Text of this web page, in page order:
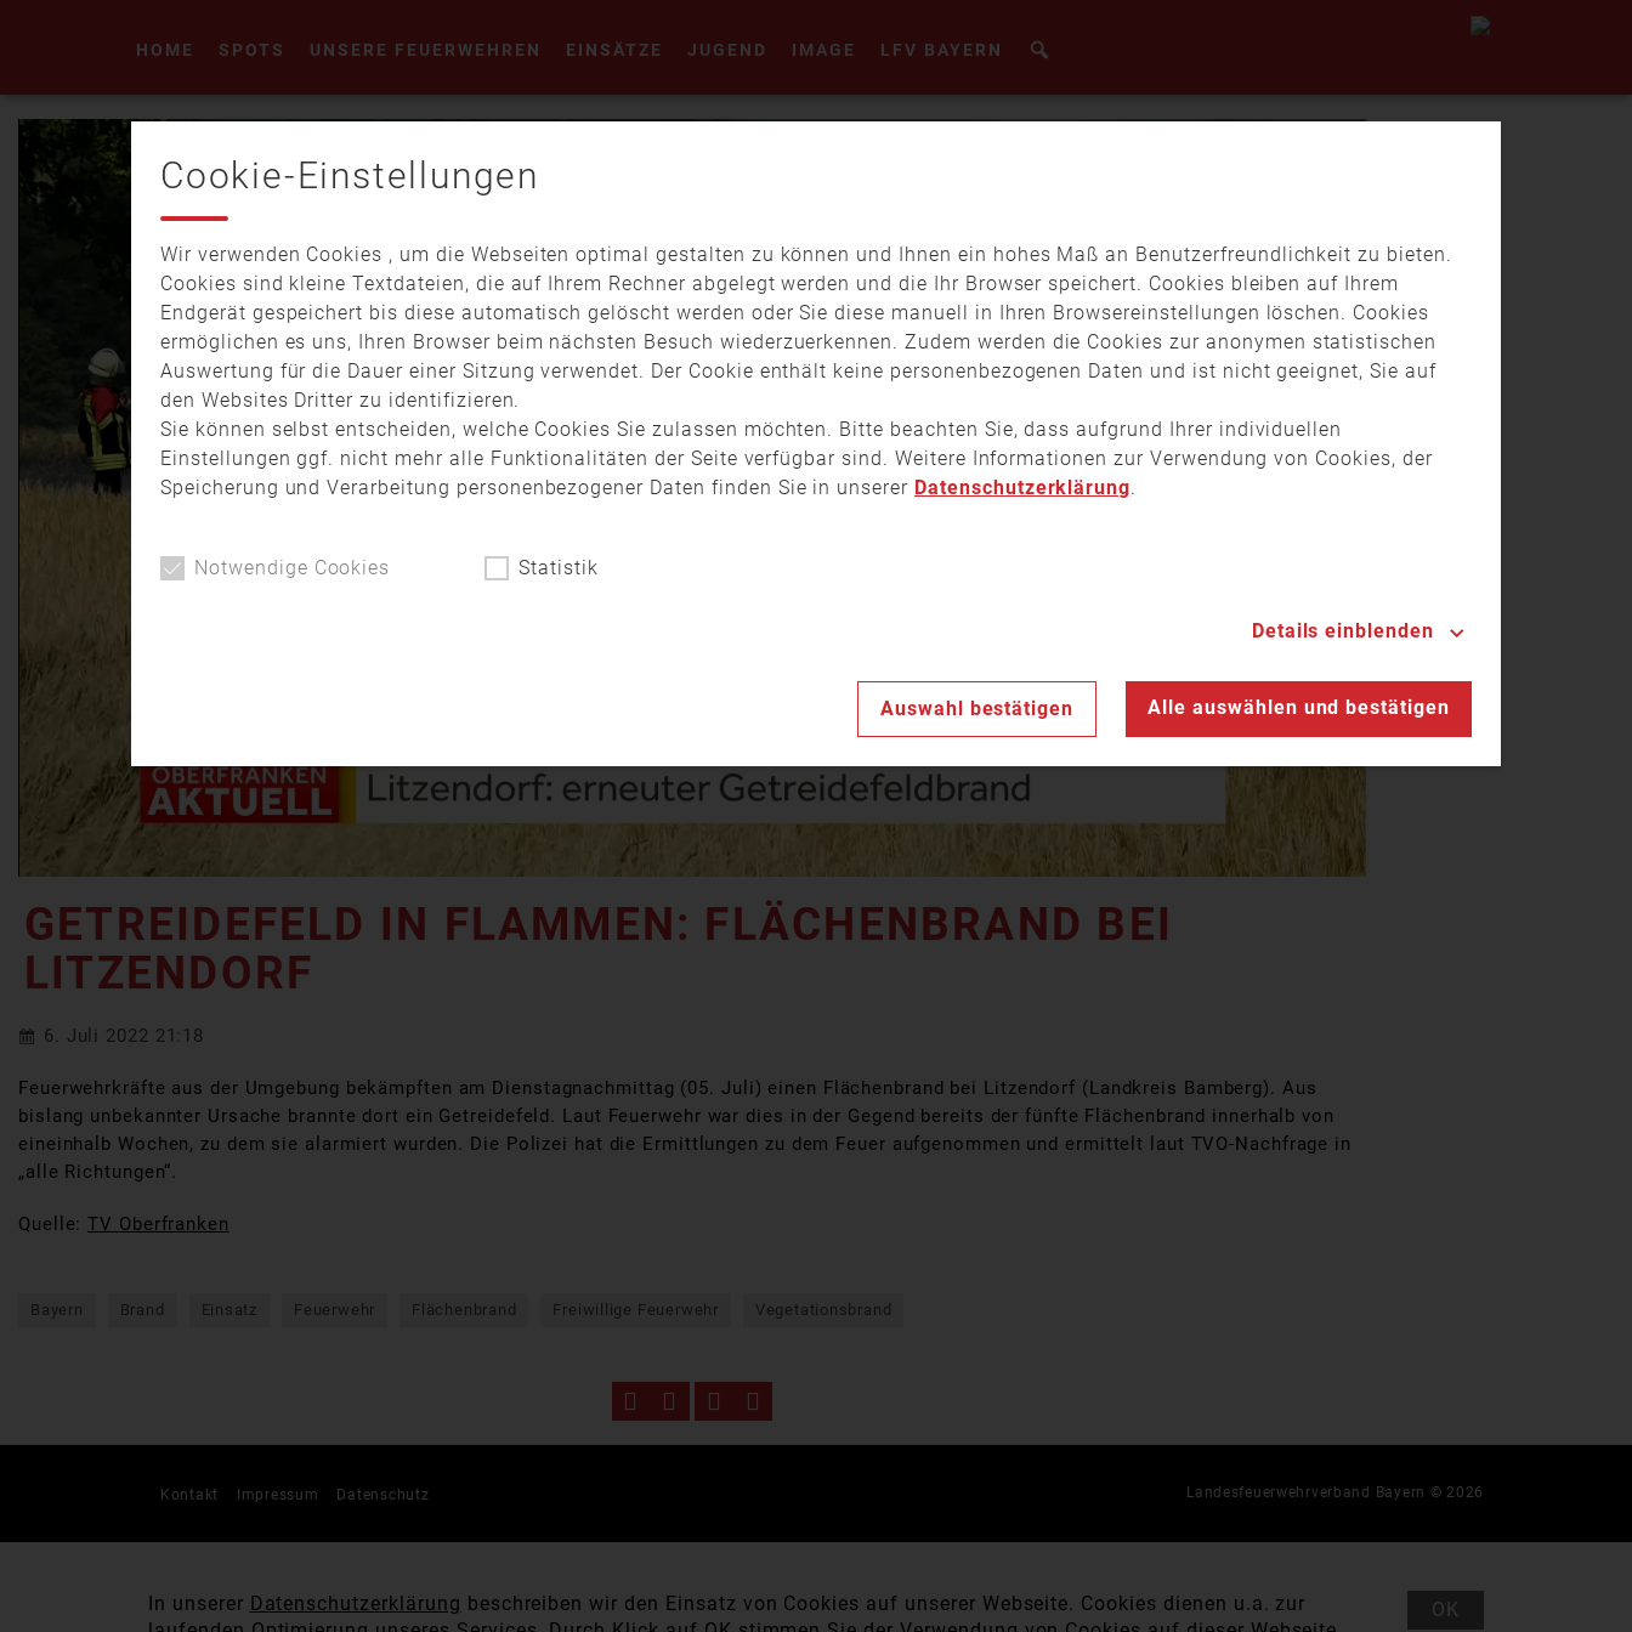
HOME SPOTS UNSERE FEUERWEHREN EINSÄTZE JUGEND IMAGE LFV BAYERN
abspielen
GETREIDEFELD IN FLAMMEN: FLÄCHENBRAND BEI
LITZENDORF
6. Juli 2022 21:18
Feuerwehrkräfte aus der Umgebung bekämpften am Dienstagnachmittag (05. Juli) einen Flächenbrand bei Litzendorf (Landkreis Bamberg). Aus
bislang unbekannter Ursache brannte dort ein Getreidefeld. Laut Feuerwehr war dies in der Gegend bereits der fünfte Flächenbrand innerhalb von
eineinhalb Wochen, zu dem sie alarmiert wurden. Die Polizei hat die Ermittlungen zu dem Feuer aufgenommen und ermittelt laut TVO-Nachfrage in
„alle Richtungen“.
Quelle:TV Oberfranken
Bayern Brand Einsatz Feuerwehr Flächenbrand Freiwillige Feuerwehr Vegetationsbrand
Kontakt Impressum Datenschutz Landesfeuerwehrverband Bayern © 2026
Cookie-Einstellungen
Wir verwenden Cookies , um die Webseiten optimal gestalten zu können und Ihnen ein hohes Maß an Benutzerfreundlichkeit zu bieten.
Cookies sind kleine Textdateien, die auf Ihrem Rechner abgelegt werden und die Ihr Browser speichert. Cookies bleiben auf Ihrem
Endgerät gespeichert bis diese automatisch gelöscht werden oder Sie diese manuell in Ihren Browsereinstellungen löschen. Cookies
ermöglichen es uns, Ihren Browser beim nächsten Besuch wiederzuerkennen. Zudem werden die Cookies zur anonymen statistischen
Auswertung für die Dauer einer Sitzung verwendet. Der Cookie enthält keine personenbezogenen Daten und ist nicht geeignet, Sie auf
den Websites Dritter zu identifizieren.
Sie können selbst entscheiden, welche Cookies Sie zulassen möchten. Bitte beachten Sie, dass aufgrund Ihrer individuellen
Einstellungen ggf. nicht mehr alle Funktionalitäten der Seite verfügbar sind. Weitere Informationen zur Verwendung von Cookies, der
Speicherung und Verarbeitung personenbezogener Daten finden Sie in unserer Datenschutzerklärung.
Notwendige Cookies Statistik
Details einblenden
Auswahl bestätigen Alle auswählen und bestätigen
In unserer Datenschutzerklärung beschreiben wir den Einsatz von Cookies auf unserer Webseite. Cookies dienen u.a. zur
OK